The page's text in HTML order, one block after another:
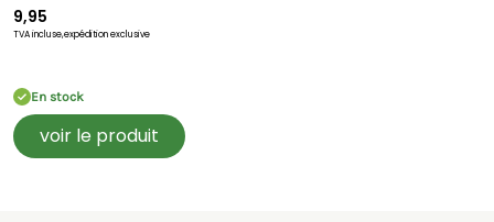
9,95
TVA incluse,expédition exclusive
En stock
voir le produit